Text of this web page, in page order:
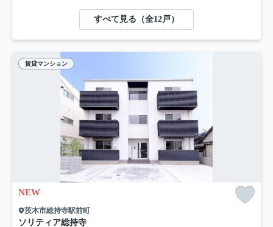
すべて見る（全12戸）
賃貸マンション
NEW
茨木市総持寺駅前町
ソリティア総持寺